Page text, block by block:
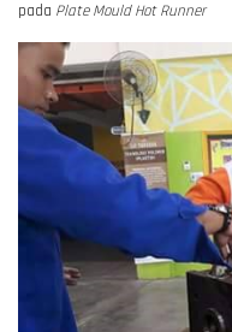
pada Plate Mould Hot Runner